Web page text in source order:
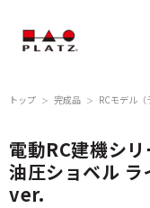
トップ ＞ 完成品 ＞ RCモデル（
電動RC建機シ
油圧ショベル
ver.